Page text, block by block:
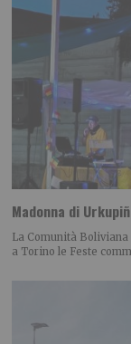
Madonna di
La Comunità
a Torino le Feste